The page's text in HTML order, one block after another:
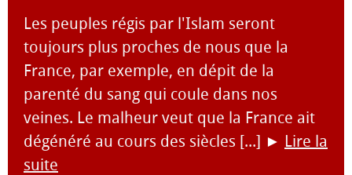
Les peuples régis par l'Islam seront
toujours plus proches de nous que la
France, par exemple, en dépit de la
parenté du sang qui coule dans nos
veines. Le malheur veut que la France ait
dégénéré au cours des siècles [...] ► Lire la
suite